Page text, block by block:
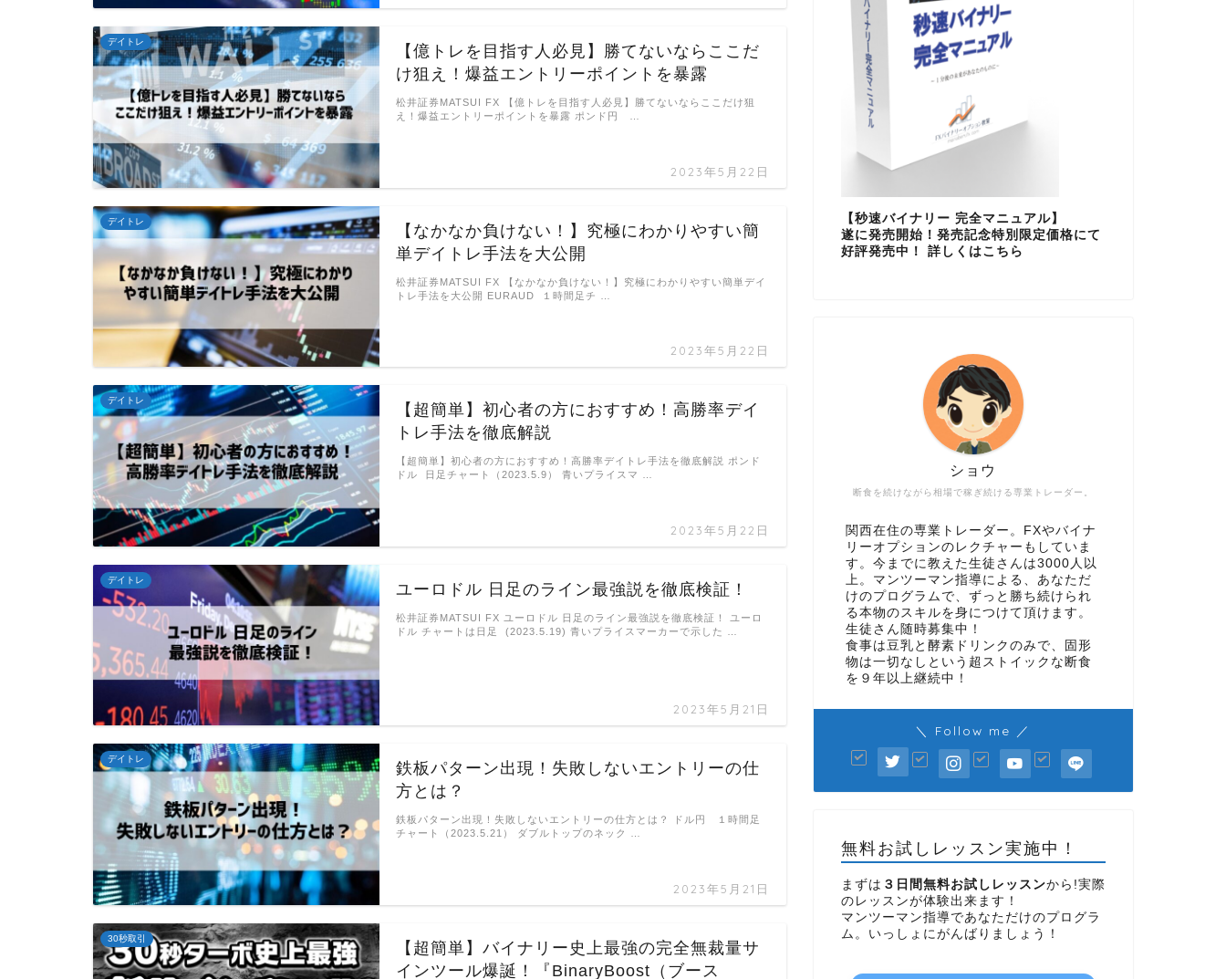
デイトレ
【億トレを目指す人必見】勝てないならここだ
け狙え！爆益エントリーポイントを暴露
2023年5月22日
松井証券MATSUI FX 【億トレを目指す人必見】勝てないならここだけ狙
え！爆益エントリーポイントを暴露 ポンド円 …
デイトレ
【なかなか負けない！】究極にわかりやすい簡
単デイトレ手法を大公開
2023年5月22日
松井証券MATSUI FX 【なかなか負けない！】究極にわかりやすい簡単デイ
トレ手法を大公開 EURAUD １時間足チ …
デイトレ
【超簡単】初心者の方におすすめ！高勝率デイ
トレ手法を徹底解説
2023年5月22日
【超簡単】初心者の方におすすめ！高勝率デイトレ手法を徹底解説 ポンド
ドル 日足チャート（2023.5.9） 青いプライスマ …
デイトレ
ユーロドル 日足のライン最強説を徹底検証！
2023年5月21日
松井証券MATSUI FX ユーロドル 日足のライン最強説を徹底検証！ ユーロ
ドル チャートは日足 (2023.5.19) 青いプライスマーカーで示した …
デイトレ
鉄板パターン出現！失敗しないエントリーの仕
方とは？
2023年5月21日
鉄板パターン出現！失敗しないエントリーの仕方とは？ ドル円 １時間足
チャート（2023.5.21） ダブルトップのネック …
30秒取引
【超簡単】バイナリー史上最強の完全無裁量サ
インツール爆誕！『BinaryBoost（ブース
【秒速バイナリー 完全マニュアル】
遂に発売開始！発売記念特別限定価格にて
好評発売中！ 詳しくはこちら
断食を続けながら相場で稼ぎ続ける専業トレーダー。
ショウ
関西在住の専業トレーダー。FXやバイナ
リーオプションのレクチャーもしていま
す。今までに教えた生徒さんは3000人以
上。マンツーマン指導による、あなただ
けのプログラムで、ずっと勝ち続けられ
る本物のスキルを身につけて頂けます。
生徒さん随時募集中！
食事は豆乳と酵素ドリンクのみで、固形
物は一切なしという超ストイックな断食
を９年以上継続中！
＼ Follow me ／
無料お試しレッスン実施中！
まずは ３日間無料お試しレッスンから!実際
のレッスンが体験出来ます！
マンツーマン指導であなただけのプログラ
ム。いっしょにがんばりましょう！